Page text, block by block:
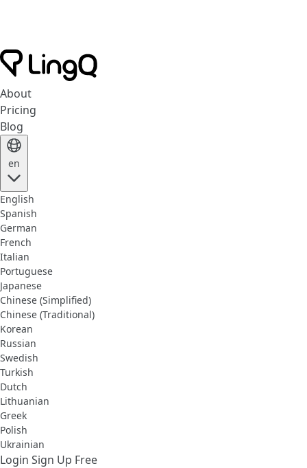
About
Pricing
Blog
en
English
Spanish
German
French
Italian
Portuguese
Japanese
Chinese (Simplified)
Chinese (Traditional)
Korean
Russian
Swedish
Turkish
Dutch
Lithuanian
Greek
Polish
Ukrainian
Login Sign Up Free